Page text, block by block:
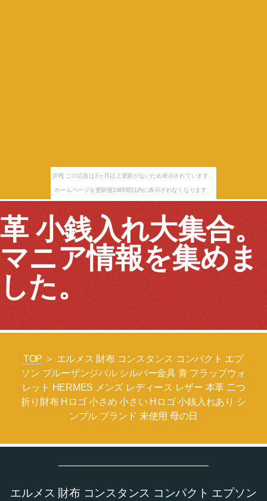
[PR] この広告は3ヶ月以上更新がないため表示されています。
ホームページを更新後24時間以内に表示されなくなります。
革 小銭入れ大集合。
マニア情報を集めま
した。
TOP ＞ エルメス 財布 コンスタンス コンパクト エプ
ソン ブルーザンジバル シルバー金具 青 フラップウォ
レット HERMES メンズ レディース レザー 本革 二つ
折り財布 Hロゴ 小さめ 小さい Hロゴ 小銭入れあり シ
ンプル ブランド 未使用 母の日
エルメス 財布 コンスタンス コンパクト エプソン